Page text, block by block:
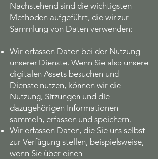
Nachstehend sind die wichtigsten
Methoden aufgeführt, die wir zur
Sammlung von Daten verwenden:
Wir erfassen Daten bei der Nutzung
unserer Dienste. Wenn Sie also unsere
digitalen Assets besuchen und
Dienste nutzen, können wir die
Nutzung, Sitzungen und die
dazugehörigen Informationen
sammeln, erfassen und speichern.
Wir erfassen Daten, die Sie uns selbst
zur Verfügung stellen, beispielsweise,
wenn Sie über einen